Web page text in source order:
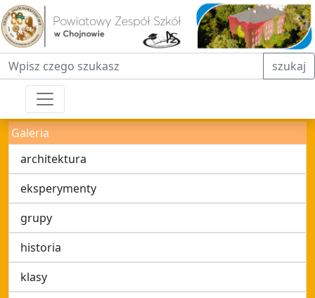
Fraza do wyszukiwania szukaj
Galeria
architektura
eksperymenty
grupy
historia
klasy